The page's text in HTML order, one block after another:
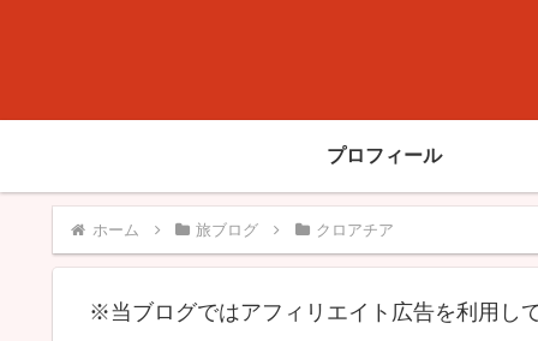
プロフィール
ホーム 旅ブログ クロアチア
※当ブログではアフィリエイト広告を利用し